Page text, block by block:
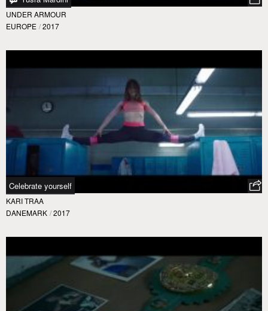
UNDER ARMOUR
EUROPE / 2017
Celebrate yourself
KARI TRAA
DANEMARK / 2017